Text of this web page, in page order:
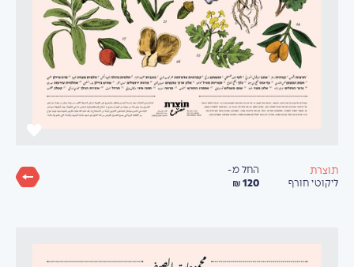
תוצרת
ליקוטי חורף
החל מ-
120 ₪